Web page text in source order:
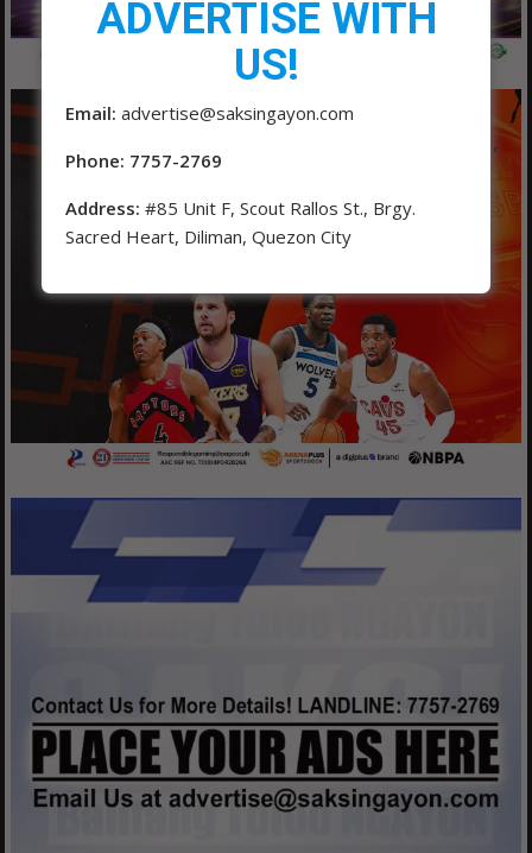
ADVERTISE WITH
US!
Email: advertise@saksingayon.com
Phone: 7757-2769
Address: #85 Unit F, Scout Rallos St., Brgy.
Sacred Heart, Diliman, Quezon City